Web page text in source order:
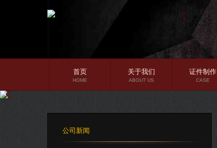
首页
HOME
关于我们
ABOUT US
证件制作
CASE
公司新闻